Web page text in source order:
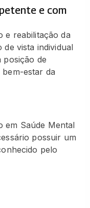
e com
e reabilitação da
vista individual
posição de
estar da
em Saúde Mental
possuir um
pelo